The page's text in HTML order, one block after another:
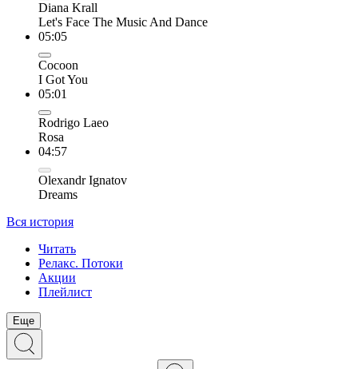
Diana Krall
Let's Face The Music And Dance
05:05
Cocoon
I Got You
05:01
Rodrigo Laeo
Rosa
04:57
Olexandr Ignatov
Dreams
Вся история
Читать
Релакс. Потоки
Акции
Плейлист
Еще